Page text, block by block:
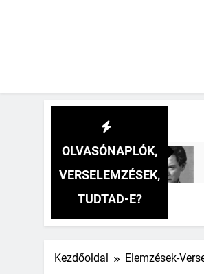
OLVASÓNAPLÓK,
VERSELEMZÉSEK,
TUDTAD-E?
József Attila: A
2 Hét Ezelőtt
Kezdőoldal Elemzések-